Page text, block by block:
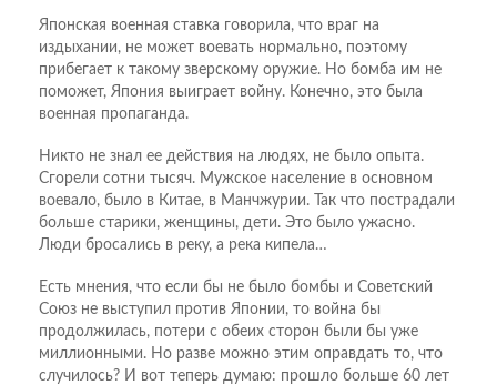
Японская военная ставка говорила, что враг на
издыхании, не может воевать нормально, поэтому
прибегает к такому зверскому оружие. Но бомба им не
поможет, Япония выиграет войну. Конечно, это была
военная пропаганда.
Никто не знал ее действия на людях, не было опыта.
Сгорели сотни тысяч. Мужское население в основном
воевало, было в Китае, в Манчжурии. Так что пострадали
больше старики, женщины, дети. Это было ужасно.
Люди бросались в реку, а река кипела…
Есть мнения, что если бы не было бомбы и Советский
Союз не выступил против Японии, то война бы
продолжилась, потери с обеих сторон были бы уже
миллионными. Но разве можно этим оправдать то, что
случилось? И вот теперь думаю: прошло больше 60 лет